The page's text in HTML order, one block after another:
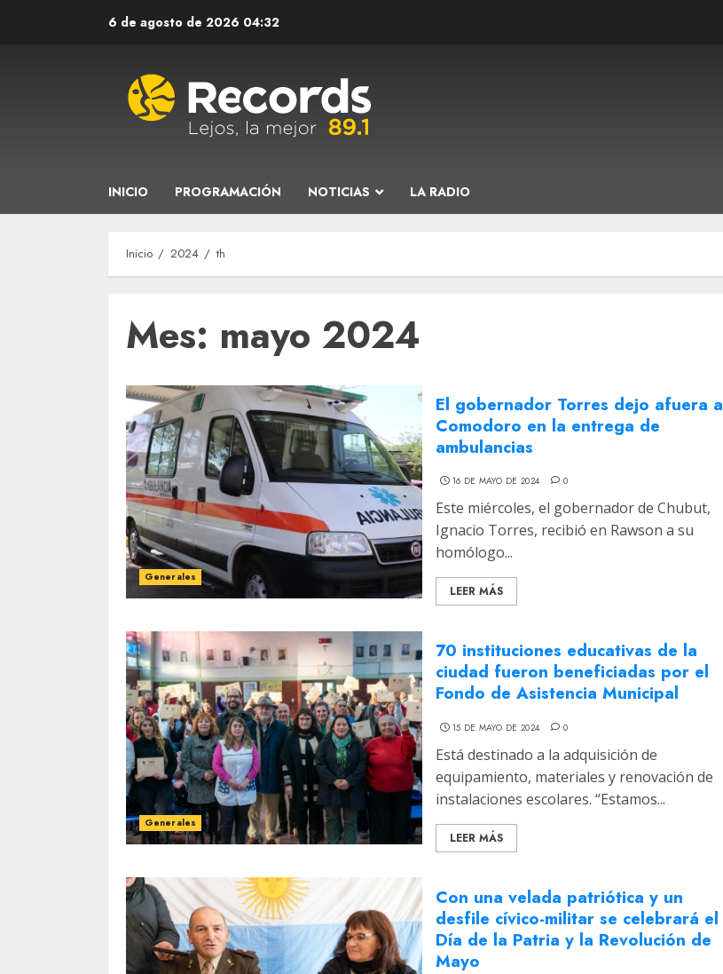
6 de agosto de 2026 04:32
INICIO PROGRAMACIÓN NOTICIAS LA RADIO
Inicio 2024 th
Mes: mayo 2024
Generales
El gobernador Torres dejo afuera a
Comodoro en la entrega de
ambulancias
16 DE MAYO DE 2024 0
Este miércoles, el gobernador de Chubut,
Ignacio Torres, recibió en Rawson a su
homólogo...
LEER MÁS
Generales
70 instituciones educativas de la
ciudad fueron beneficiadas por el
Fondo de Asistencia Municipal
15 DE MAYO DE 2024 0
Está destinado a la adquisición de
equipamiento, materiales y renovación de
instalaciones escolares. “Estamos...
LEER MÁS
Con una velada patriótica y un
desfile cívico-militar se celebrará el
Día de la Patria y la Revolución de
Mayo